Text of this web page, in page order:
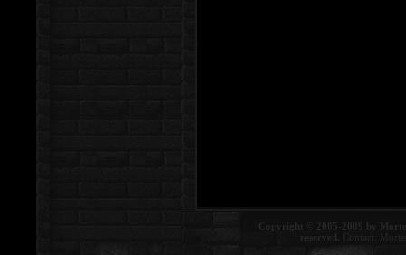
Copyright © 2005-2009 by
reserved. Contact: